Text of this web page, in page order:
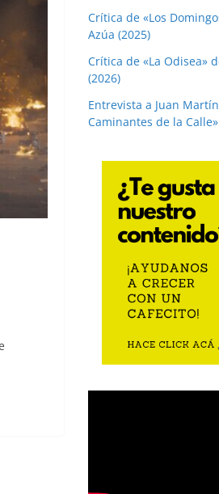
Crítica de «Los
Azúa (2025)
Crítica de «La Odisea»
(2026)
Entrevista a Juan
Caminantes de la Calle»